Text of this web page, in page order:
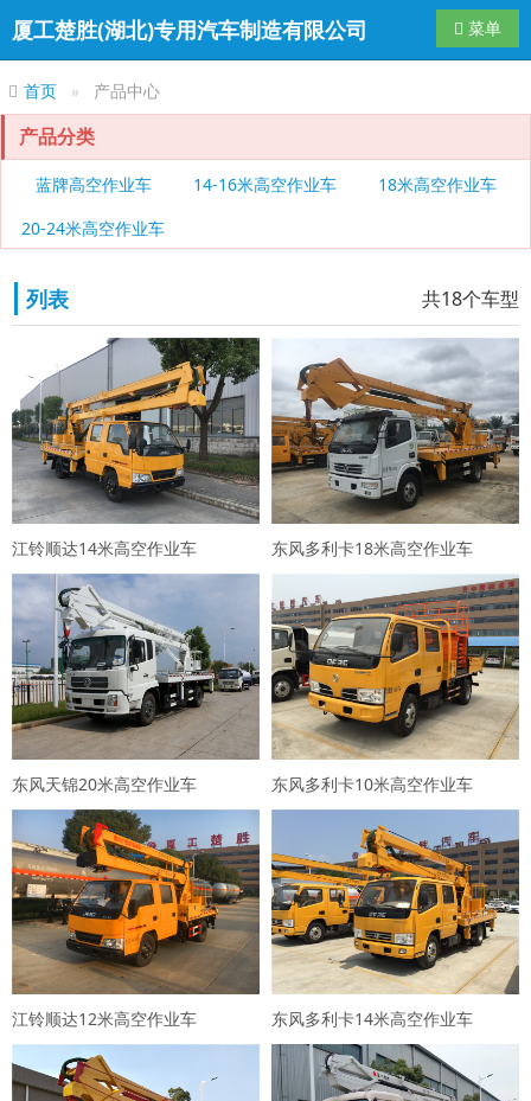
厦工楚胜(湖北)专用汽车制造有限公司 导航切换
菜单
首页 产品中心
产品分类
蓝牌高空作业车 14-16米高空作业车
18米高空作业车
20-24米高空作业车
列表 共18个车型
江铃顺达14米高空作业车 东风多利卡18米高空作业车
东风天锦20米高空作业车 东风多利卡10米高空作业车
江铃顺达12米高空作业车 东风多利卡14米高空作业车